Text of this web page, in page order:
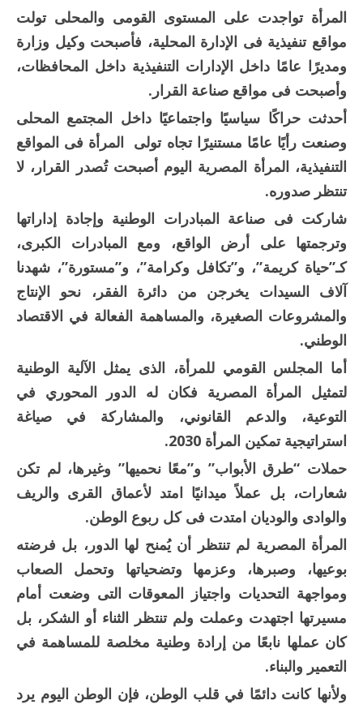
المرأة تواجدت على المستوى القومى والمحلى تولت
مواقع تنفيذية فى الإدارة المحلية، فأصبحت وكيل وزارة
ومديرًا عامًا داخل الإدارات التنفيذية داخل المحافظات،
وأصبحت فى مواقع صناعة القرار.
أحدثت حراكًا سياسيًا واجتماعيًا داخل المجتمع المحلى
وصنعت رأيًا عامًا مستنيرًا تجاه تولى المرأة فى المواقع
التنفيذية، المرأة المصرية اليوم أصبحت تُصدر القرار، لا
تنتظر صدوره.
شاركت فى صناعة المبادرات الوطنية وإجادة إداراتها
وترجمتها على أرض الواقع، ومع المبادرات الكبرى،
كـ”حياة كريمة”، و”تكافل وكرامة”، و”مستورة”، شهدنا
آلاف السيدات يخرجن من دائرة الفقر، نحو الإنتاج
والمشروعات الصغيرة، والمساهمة الفعالة في الاقتصاد
الوطني.
أما المجلس القومي للمرأة، الذى يمثل الآلية الوطنية
لتمثيل المرأة المصرية فكان له الدور المحوري في
التوعية، والدعم القانوني، والمشاركة في صياغة
استراتيجية تمكين المرأة 2030.
حملات “طرق الأبواب” و”معًا نحميها” وغيرها، لم تكن
شعارات، بل عملاً ميدانيًا امتد لأعماق القرى والريف
والوادى والوديان امتدت فى كل ربوع الوطن.
المرأة المصرية لم تنتظر أن يُمنح لها الدور، بل فرضته
بوعيها، وصبرها، وعزمها وتضحياتها وتحمل الصعاب
ومواجهة التحديات واجتياز المعوقات التى وضعت أمام
مسيرتها اجتهدت وعملت ولم تنتظر الثناء أو الشكر، بل
كان عملها نابعًا من إرادة وطنية مخلصة للمساهمة في
التعمير والبناء.
ولأنها كانت دائمًا في قلب الوطن، فإن الوطن اليوم يرد